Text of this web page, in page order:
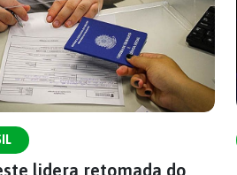
lidera retomada do